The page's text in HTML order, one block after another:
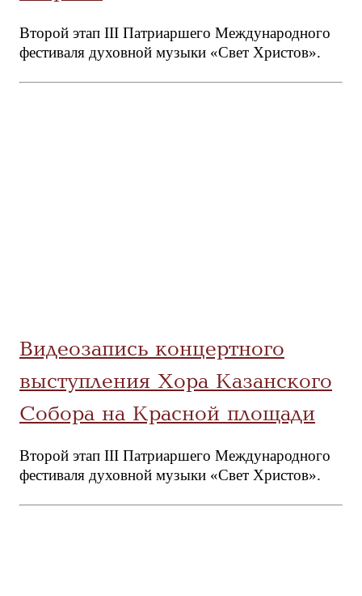
Второй этап III Патриаршего Международного
фестиваля духовной музыки «Свет Христов».
Видеозапись концертного
выступления Хора Казанского
Собора на Красной площади
Второй этап III Патриаршего Международного
фестиваля духовной музыки «Свет Христов».